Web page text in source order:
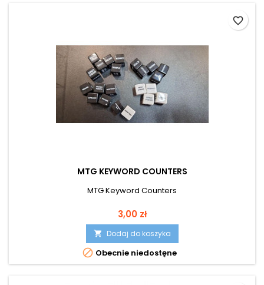
MTG KEYWORD COUNTERS
MTG Keyword Counters
Cena
3,00 zł
 Dodaj do koszyka
 Obecnie niedostęne
favorite_border